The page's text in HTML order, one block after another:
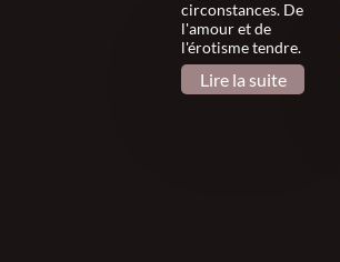
circonstances. De
l'amour et de
l'érotisme tendre.
Lire la suite